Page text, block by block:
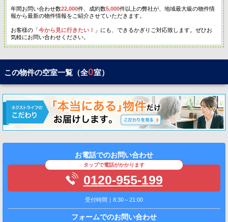
年間お問い合わせ数22,000件、成約数5,000件以上の弊社が、地域最大級の物件情
報から最新の物件情報をご紹介させていただきます。
お客様の「今から見に行きたい！
」にも、できるかぎりご対応致します。ぜひお
気軽にお問い合わせください。
この物件の空室一覧（全0室）
お電話でのお問い合わせ
タップで電話がかかります
0120-955-199
受付時間｜8:30～21:00
フォームでのお問い合わせ